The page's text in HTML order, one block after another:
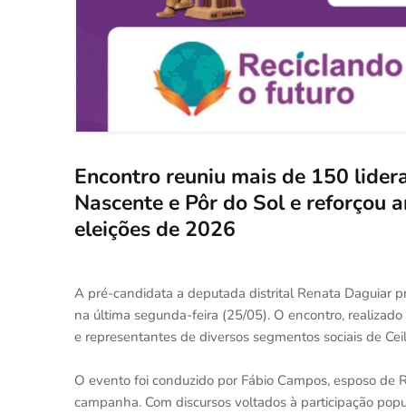
Encontro reuniu mais de 150
Nascente e Pôr do Sol e
eleições de 2026
A pré-candidata a deputada distrital Renata Daguiar
na última segunda-feira (25/05). O encontro,
e representantes de diversos segmentos sociais de
O evento foi conduzido por Fábio Campos, esposo
campanha. Com discursos voltados à participação